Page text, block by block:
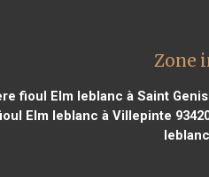
Zone
fioul Elm leblanc à Saint Genis
Elm leblanc à Villepinte